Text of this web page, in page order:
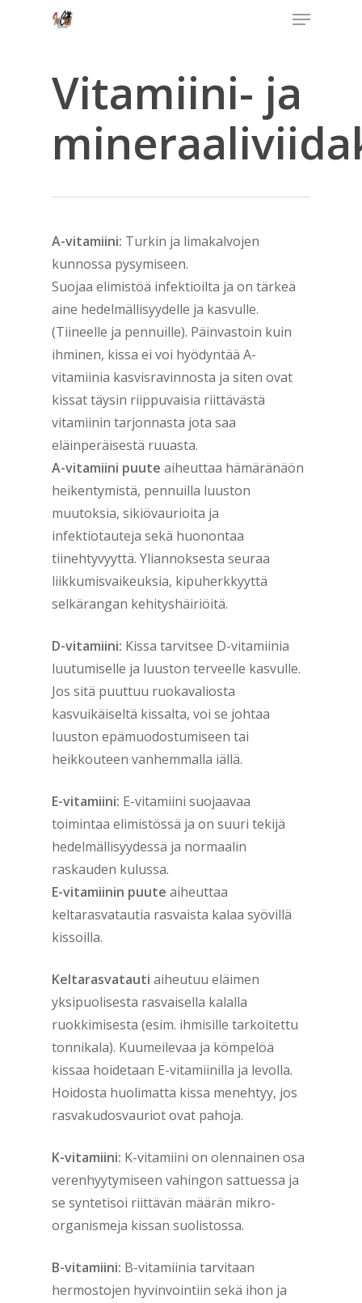
Menu
Vitamiini- ja
A-vitamiini: Turkin ja limakalvojen
kunnossa pysymiseen.
Suojaa elimistöä infektioilta ja on tärkeä
aine hedelmällisyydelle ja kasvulle.
(Tiineelle ja pennuille). Päinvastoin kuin
ihminen, kissa ei voi hyödyntää A-
vitamiinia kasvisravinnosta ja siten ovat
kissat täysin riippuvaisia riittävästä
vitamiinin tarjonnasta jota saa
eläinperäisestä ruuasta.
A-vitamiini puute aiheuttaa hämäränäön
heikentymistä, pennuilla luuston
muutoksia, sikiövaurioita ja
infektiotauteja sekä huonontaa
tiinehtyvyyttä. Yliannoksesta seuraa
liikkumisvaikeuksia, kipuherkkyyttä
selkärangan kehityshäiriöitä.
D-vitamiini: Kissa tarvitsee D-vitamiinia
luutumiselle ja luuston terveelle kasvulle.
Jos sitä puuttuu ruokavaliosta
kasvuikäiseltä kissalta, voi se johtaa
luuston epämuodostumiseen tai
heikkouteen vanhemmalla iällä.
E-vitamiini: E-vitamiini suojaavaa
toimintaa elimistössä ja on suuri tekijä
hedelmällisyydessä ja normaalin
raskauden kulussa.
E-vitamiinin puute aiheuttaa
keltarasvatautia rasvaista kalaa syövillä
kissoilla.
Keltarasvatauti aiheutuu eläimen
yksipuolisesta rasvaisella kalalla
ruokkimisesta (esim. ihmisille tarkoitettu
tonnikala). Kuumeilevaa ja kömpelöä
kissaa hoidetaan E-vitamiinilla ja levolla.
Hoidosta huolimatta kissa menehtyy, jos
rasvakudosvauriot ovat pahoja.
K-vitamiini: K-vitamiini on olennainen osa
verenhyytymiseen vahingon sattuessa ja
se syntetisoi riittävän määrän mikro-
organismeja kissan suolistossa.
B-vitamiini: B-vitamiinia tarvitaan
hermostojen hyvinvointiin sekä ihon ja